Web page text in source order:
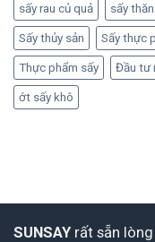
sấy rau củ quả sấy
Sấy thủy sản Sấy thực
Thực phẩm sấy Đầu tư
ớt sấy khô
SUNSAY rất sẵn